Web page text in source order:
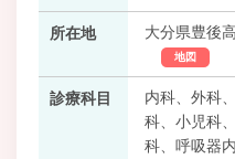
所在地 大分県豊後
地図
診療科目
内科、外科
科、小児科
科、呼吸器